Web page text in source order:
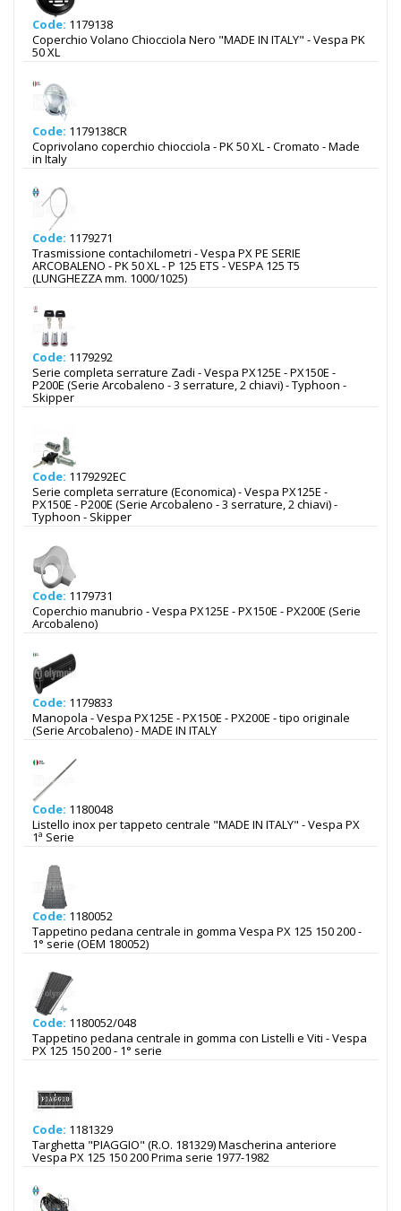
Code: 1179138
Coperchio Volano Chiocciola Nero "MADE IN ITALY" - Vespa PK
50 XL
Code: 1179138CR
Coprivolano coperchio chiocciola - PK 50 XL - Cromato - Made
in Italy
Code: 1179271
Trasmissione contachilometri - Vespa PX PE SERIE
ARCOBALENO - PK 50 XL - P 125 ETS - VESPA 125 T5
(LUNGHEZZA mm. 1000/1025)
Code: 1179292
Serie completa serrature Zadi - Vespa PX125E - PX150E -
P200E (Serie Arcobaleno - 3 serrature, 2 chiavi) - Typhoon -
Skipper
Code: 1179292EC
Serie completa serrature (Economica) - Vespa PX125E -
PX150E - P200E (Serie Arcobaleno - 3 serrature, 2 chiavi) -
Typhoon - Skipper
Code: 1179731
Coperchio manubrio - Vespa PX125E - PX150E - PX200E (Serie
Arcobaleno)
Code: 1179833
Manopola - Vespa PX125E - PX150E - PX200E - tipo originale
(Serie Arcobaleno) - MADE IN ITALY
Code: 1180048
Listello inox per tappeto centrale "MADE IN ITALY" - Vespa PX
1ª Serie
Code: 1180052
Tappetino pedana centrale in gomma Vespa PX 125 150 200 -
1° serie (OEM 180052)
Code: 1180052/048
Tappetino pedana centrale in gomma con Listelli e Viti - Vespa
PX 125 150 200 - 1° serie
Code: 1181329
Targhetta "PIAGGIO" (R.O. 181329) Mascherina anteriore
Vespa PX 125 150 200 Prima serie 1977-1982